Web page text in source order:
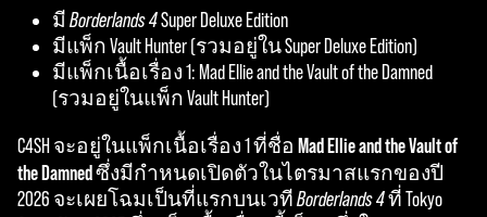
p
t
&
l
a
มีBorderlands 4Super Deluxe Edition
มีแพ็ก Vault Hunter (รวมอยู่ใน Super Deluxe Edition)
มีแพ็กเนื้อเรื่อง 1: Mad Ellie and the Vault of the Damned
(รวมอยู่ในแพ็ก Vault Hunter)
C4SH จะอยู่ในแพ็กเนื้อเรื่อง 1 ที่ชื่อ Mad Ellie and the Vault of
the Damnedซึ่งมีกำหนดเปิดตัวในไตรมาสแรกของปี
2026 จะเผยโฉมเป็นที่แรกบนเวทีBorderlands 4ที่ Tokyo